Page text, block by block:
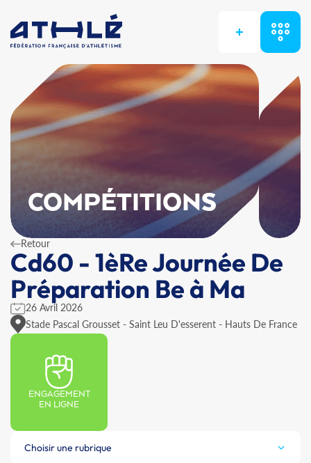
+
COMPÉTITIONS
Retour
Cd60 - 1èRe Journée De
Préparation Be à Ma
26 Avril 2026
Stade Pascal Grousset - Saint Leu D'esserent - Hauts De France
ENGAGEMENT
EN LIGNE
Choisir une rubrique